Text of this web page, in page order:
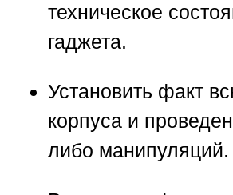
техническое
гаджета.
Установить факт
корпуса и
либо манипуляций.